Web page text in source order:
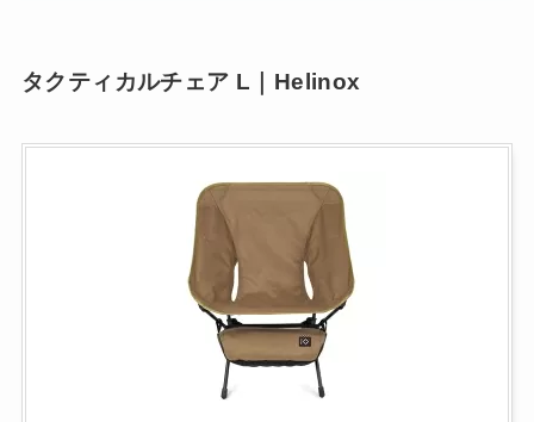
タクティカルチェア L｜Helinox